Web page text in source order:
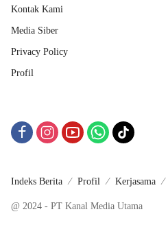
Kontak Kami
Media Siber
Privacy Policy
Profil
Indeks Berita Profil Kerjasama
@ 2024 - PT Kanal Media Utama